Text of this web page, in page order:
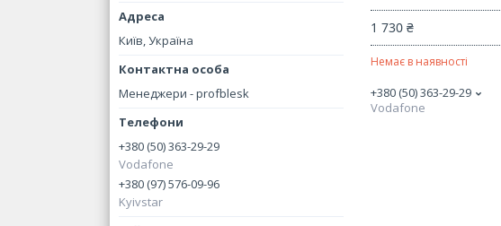
Київ, Україна
Менеджери - profblesk
+380 (50) 363-29-29
Vodafone
+380 (97) 576-09-96
Kyivstar
1 730 ₴
Немає в наявності
+380 (50) 363-29-29
Vodafone